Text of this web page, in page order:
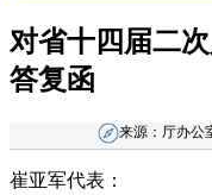
对省十四届二
答复函
来源： 厅办公
崔亚军代表：